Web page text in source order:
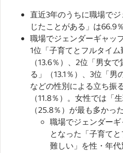
直近3年のうちに職場で
じたことがある」は66.9
職場でジェンダーギャッ
1位「子育てとフルタイム
（13.6％）、2位「男女
る」（13.1％）、3位「男
などの性別による立ち振
（11.8％）。女性では「
（25.8％）が最も多かった
職場でジェンダー
となった「子育て
難しい」を性・年